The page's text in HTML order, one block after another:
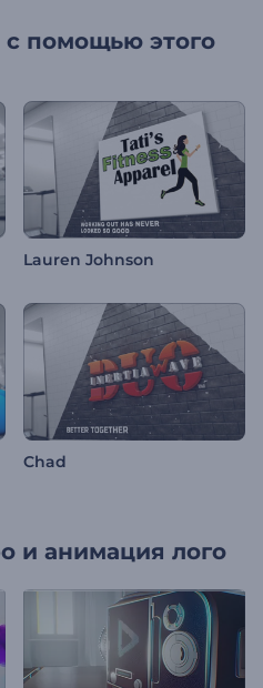
помощью этого
Lauren Johnson
Chad
и анимация лого